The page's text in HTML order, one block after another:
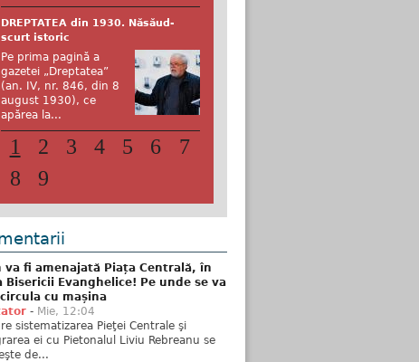
DREPTATEA din 1930. Năsăud-
scurt istoric
Pe prima pagină a
gazetei „Dreptatea”
(an. IV, nr. 846, din 8
august 1930), ce
apărea la...
1 2 3 4 5 6
7
8
9
va fi amenajată Piața Centrală, în
Bisericii Evanghelice! Pe unde se va
cu mașina
- Mie, 12:04
sistematizarea Pieţei Centrale şi
ei cu Pietonalul Liviu Rebreanu se
de...